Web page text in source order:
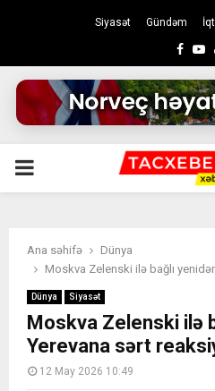
Siyasət Gündəm
PRIMARY
Ana səhifə
Dünya
Moskva Zelenski ilə bağlı
Dünya Siyasət
Moskva Zelenski ilə
Yerevana sərt
12 May 2026 10:49